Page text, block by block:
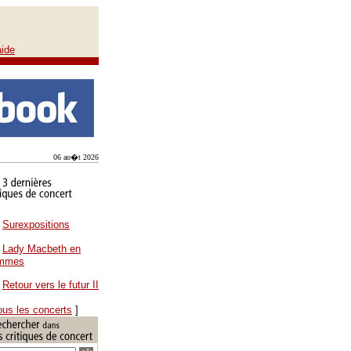
06 ao�t 2026
Surexpositions
Lady Macbeth en
Retour vers le futur II
les concerts ]